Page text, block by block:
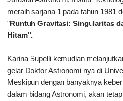
meraih sarjana 1 pada tahun 1981
"Runtuh Gravitasi: Singularitas
Hitam".
Karina Supelli kemudian
gelar Doktor Astronomi nya di
Meskipun dengan banyaknya
dalam bidang Astronomi, akan